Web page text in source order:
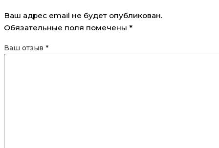
Ваш адрес email не будет опубликован.
Обязательные поля помечены *
Ваш отзыв *